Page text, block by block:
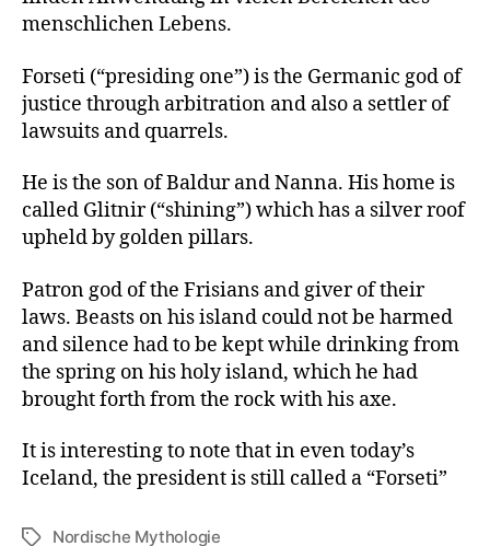
menschlichen Lebens.
Forseti (“presiding one”) is the Germanic god of
justice through arbitration and also a settler of
lawsuits and quarrels.
He is the son of Baldur and Nanna. His home is
called Glitnir (“shining”) which has a silver roof
upheld by golden pillars.
Patron god of the Frisians and giver of their
laws. Beasts on his island could not be harmed
and silence had to be kept while drinking from
the spring on his holy island, which he had
brought forth from the rock with his axe.
It is interesting to note that in even today’s
Iceland, the president is still called a “Forseti”
Nordische Mythologie